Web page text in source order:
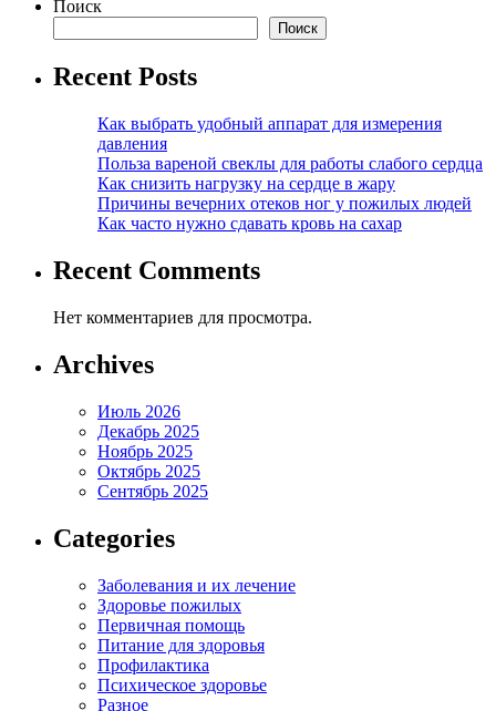
Поиск
Поиск
Recent Posts
Как выбрать удобный аппарат для измерения
давления
Польза вареной свеклы для работы слабого сердца
Как снизить нагрузку на сердце в жару
Причины вечерних отеков ног у пожилых людей
Как часто нужно сдавать кровь на сахар
Recent Comments
Нет комментариев для просмотра.
Archives
Июль 2026
Декабрь 2025
Ноябрь 2025
Октябрь 2025
Сентябрь 2025
Categories
Заболевания и их лечение
Здоровье пожилых
Первичная помощь
Питание для здоровья
Профилактика
Психическое здоровье
Разное